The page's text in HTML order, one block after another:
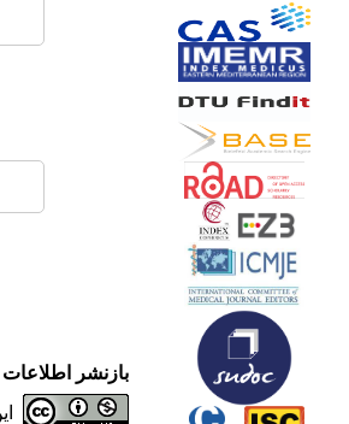
بازنشر اطلاعات